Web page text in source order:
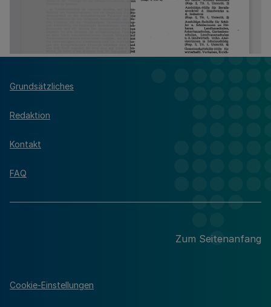
Grundsätzliches
Redaktion
Kontakt
FAQ
Zum Seitenanfang
Cookie-Einstellungen